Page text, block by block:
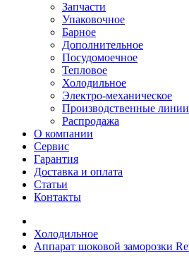
Запчасти
Упаковочное
Барное
Дополнительное
Посудомоечное
Тепловое
Холодильное
Электро-механическое
Производственные линии
Распродажа
О компании
Сервис
Гарантия
Доставка и оплата
Статьи
Контакты
Холодильное
Аппарат шоковой заморозки